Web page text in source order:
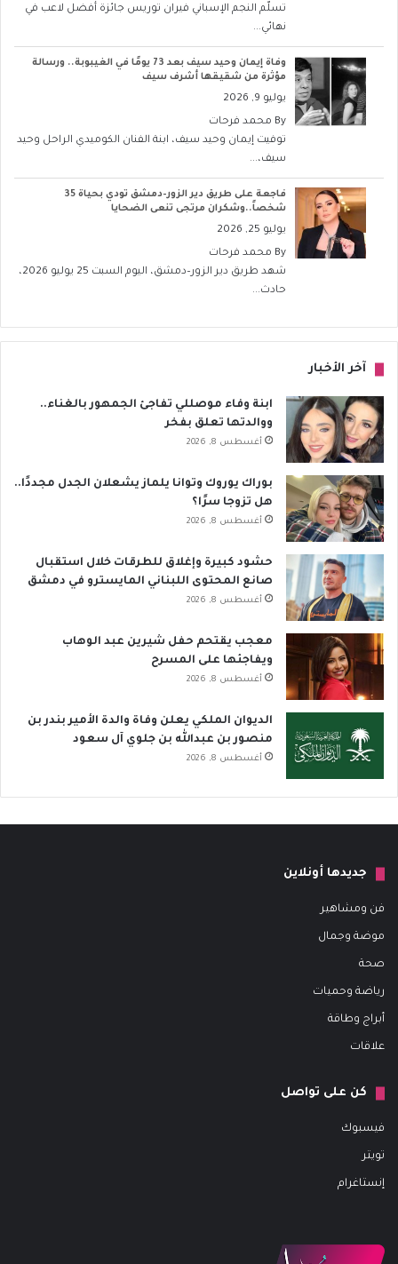
تسلّم النجم الإسباني فيران توريس جائزة أفضل لاعب في
نهائي...
وفاة إيمان وحيد سيف بعد 73 يومًا في الغيبوبة.. ورسالة
مؤثرة من شقيقها أشرف سيف
يوليو 9, 2026
By محمد فرحات
توفيت إيمان وحيد سيف، ابنة الفنان الكوميدي الراحل وحيد
سيف،...
فاجعة على طريق دير الزور–دمشق تودي بحياة 35
شخصاً..وشكران مرتجى تنعى الضحايا
يوليو 25, 2026
By محمد فرحات
شهد طريق دير الزور–دمشق، اليوم السبت 25 يوليو 2026،
حادث...
آخر الأخبار
ابنة وفاء موصللي تفاجئ الجمهور بالغناء..
ووالدتها تعلق بفخر
أغسطس 8, 2026
بوراك يوروك وتوانا يلماز يشعلان الجدل مجددًا..
هل تزوجا سرًا؟
أغسطس 8, 2026
حشود كبيرة وإغلاق للطرقات خلال استقبال
صانع المحتوى اللبناني المايسترو في دمشق
أغسطس 8, 2026
معجب يقتحم حفل شيرين عبد الوهاب
ويفاجئها على المسرح
أغسطس 8, 2026
الديوان الملكي يعلن وفاة والدة الأمير بندر بن
منصور بن عبدالله بن جلوي آل سعود
أغسطس 8, 2026
جديدها أونلاين
فن ومشاهير
موضة وجمال
صحة
رياضة وحميات
أبراج وطاقة
علاقات
كن على تواصل
فيسبوك
تويتر
إنستاغرام